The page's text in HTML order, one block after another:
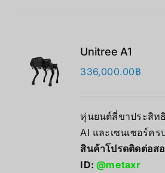
Unitree A1
336,000.00฿
หุ่นยนต์สี่ขาประสิท
AI และเซนเซอร์ค
สินค้าโปรดติดต่อส
ID:@metaxr